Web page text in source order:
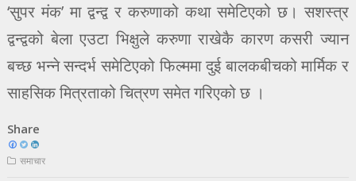
‘सुपर मंक’ मा द्वन्द्व र करुणाको कथा समेटिएको छ। सशस्त्र
द्वन्द्वको बेला एउटा भिक्षुले करुणा राखेकै कारण कसरी ज्यान
बच्छ भन्ने सन्दर्भ समेटिएको फिल्ममा दुई बालकबीचको मार्मिक र
साहसिक मित्रताको चित्रण समेत गरिएको छ ।
Share
समाचार